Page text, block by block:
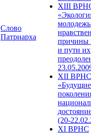
Слово
Патриарха
XIII
причины
и пути их
XII ВРНС
«Будущие
(20-
XI ВРНС